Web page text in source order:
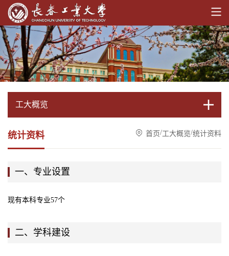
工大概览
统计资料 首页/工大概览/统计资料
一、专业设置
现有本科专业57个
二、学科建设